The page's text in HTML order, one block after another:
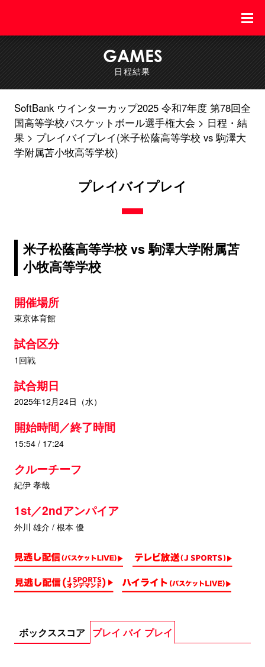
GAMES
日程結果
SoftBank ウインターカップ2025 令和7年度 第78回全
国高等学校バスケットボール選手権大会
日程・結
果
プレイバイプレイ(米子松蔭高等学校 vs 駒澤大
学附属苫小牧高等学校)
プレイバイプレイ
米子松蔭高等学校 vs 駒澤大学附属苫
小牧高等学校
開催場所
東京体育館
試合区分
1回戦
試合期日
2025年12月24日（水）
開始時間／終了時間
15:54 / 17:24
クルーチーフ
紀伊 孝哉
1st／2ndアンパイア
外川 雄介 / 根本 優
ボックススコア プレイ バイ プレイ